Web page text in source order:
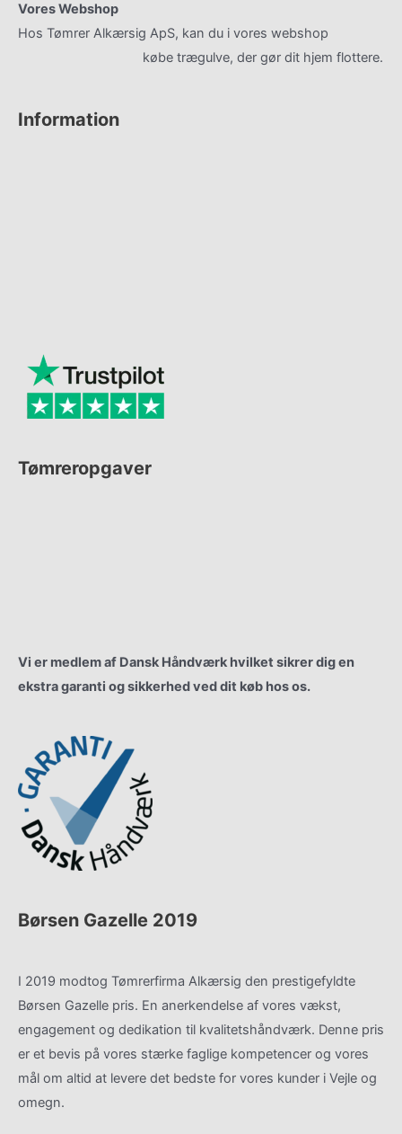
Vores Webshop
Hos Tømrer Alkærsig ApS, kan du i vores webshop
købe trægulve, der gør dit hjem flottere.
Information
Tømreropgaver
Vi er medlem af Dansk Håndværk hvilket sikrer dig en
ekstra garanti og sikkerhed ved dit køb hos os.
Børsen Gazelle 2019
I 2019 modtog Tømrerfirma Alkærsig den prestigefyldte
Børsen Gazelle pris. En anerkendelse af vores vækst,
engagement og dedikation til kvalitetshåndværk. Denne pris
er et bevis på vores stærke faglige kompetencer og vores
mål om altid at levere det bedste for vores kunder i Vejle og
omegn.